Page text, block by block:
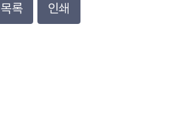
목록 인쇄